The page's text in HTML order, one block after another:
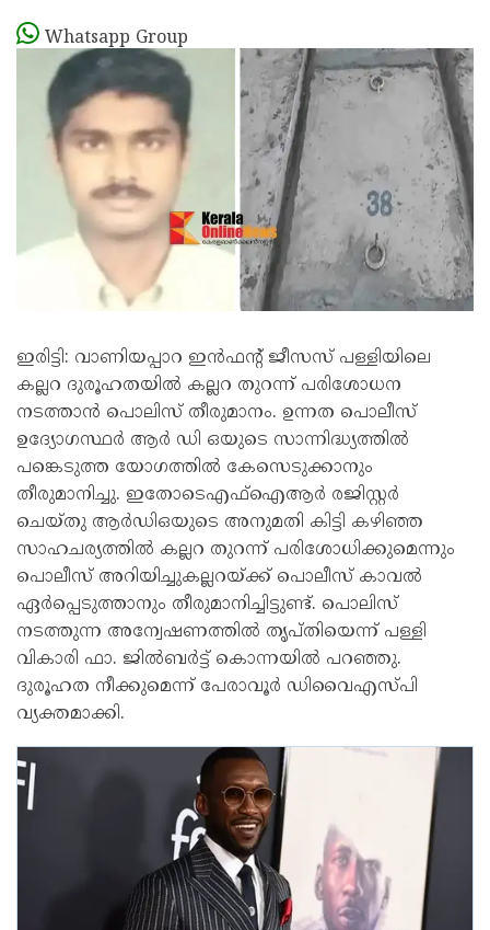
Whatsapp Group
ഇരിട്ടി: വാണിയപ്പാറ ഇൻഫന്റ് ജീസസ് പള്ളിയിലെ
കല്ലറ ദുരൂഹതയിൽ കല്ലറ തുറന്ന് പരിശോധന
നടത്താൻ പൊലിസ് തീരുമാനം. ഉന്നത പൊലീസ്
ഉദ്യോഗസ്ഥർ ആർ ഡി ഒയുടെ സാന്നിദ്ധ്യത്തിൽ
പങ്കെടുത്ത യോഗത്തിൽ കേസെടുക്കാനും
തീരുമാനിച്ചു. ഇതോടെഎഫ്ഐആർ രജിസ്റ്റർ
ചെയ്തു ആർഡിഒയുടെ അനുമതി കിട്ടി കഴിഞ്ഞ
സാഹചര്യത്തിൽ കല്ലറ തുറന്ന് പരിശോധിക്കുമെന്നും
പൊലീസ് അറിയിച്ചുകല്ലറയ്ക്ക് പൊലീസ് കാവൽ
ഏർപ്പെടുത്താനും തീരുമാനിച്ചിട്ടുണ്ട്. പൊലിസ്
നടത്തുന്ന അന്വേഷണത്തിൽ തൃപ്തിയെന്ന് പള്ളി
വികാരി ഫാ. ജിൽബർട്ട് കൊന്നയിൽ പറഞ്ഞു.
ദുരൂഹത നീക്കുമെന്ന് പേരാവൂർ ഡിവൈഎസ്പി
വ്യക്തമാക്കി.‌